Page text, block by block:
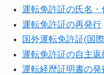
運転免許証の氏名
運転免許証の再発行
国外運転免許証(国
運転免許証の自主返
運転経歴証明書の発